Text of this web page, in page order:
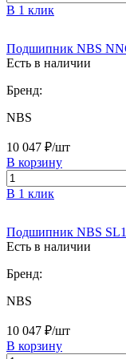
В 1 клик
Подшипник NBS
Есть в наличии
Бренд:
NBS
10 047 ₽/шт
В корзину
В 1 клик
Подшипник NBS
Есть в наличии
Бренд:
NBS
10 047 ₽/шт
В корзину